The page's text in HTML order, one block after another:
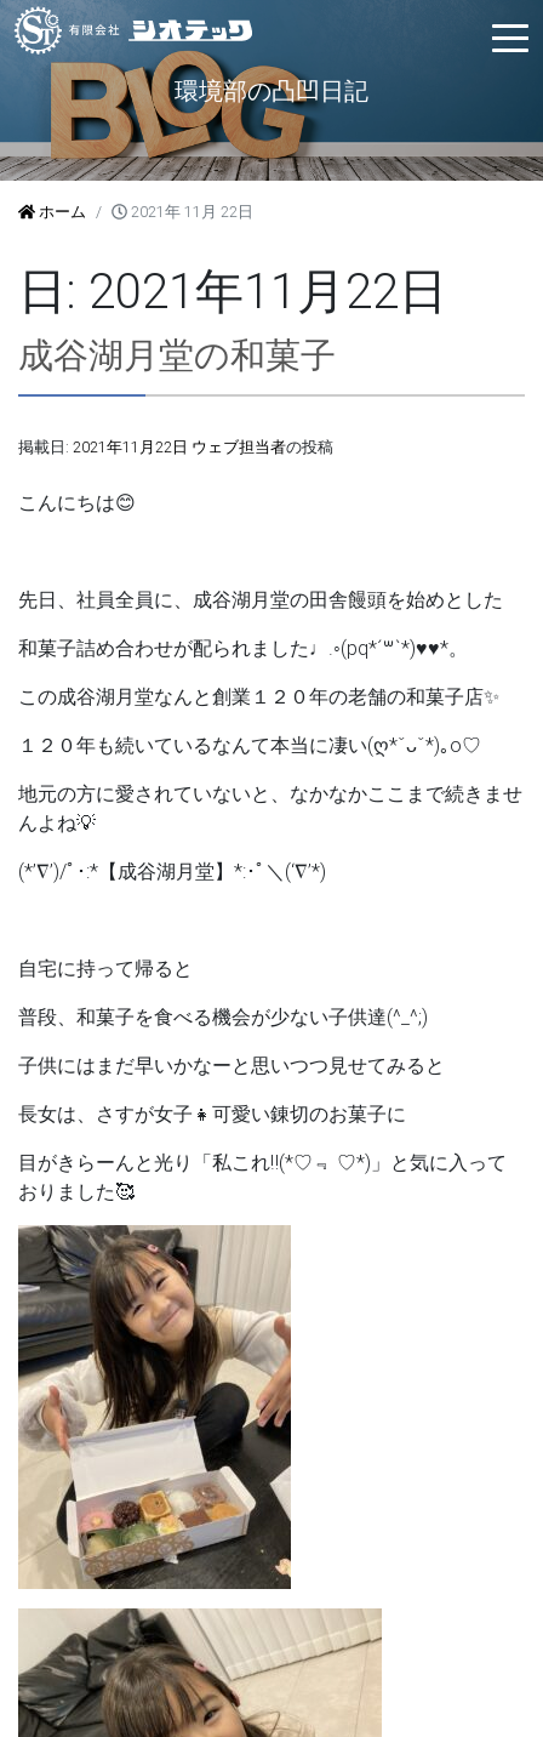
環境部の凸凹日記
ホーム 2021年 11月 22日
日: 2021年11月22日
成谷湖月堂の和菓子
掲載日: 2021年11月22日 ウェブ担当者の投稿
こんにちは😊
先日、社員全員に、成谷湖月堂の田舎饅頭を始めとした
和菓子詰め合わせが配られました♩.◦(pq*´꒳`*)♥♥*。
この成谷湖月堂なんと創業１２０年の老舗の和菓子店✨
１２０年も続いているなんて本当に凄い(ღ*ˇᴗˇ*)｡o♡
地元の方に愛されていないと、なかなかここまで続きませ
んよね💡
(*’∇’)/ﾟ･:*【成谷湖月堂】*:･ﾟ＼(‘∇’*)
自宅に持って帰ると
普段、和菓子を食べる機会が少ない子供達(^_^;)
子供にはまだ早いかなーと思いつつ見せてみると
長女は、さすが女子👧可愛い錬切のお菓子に
目がきらーんと光り「私これ‼(*♡﹃ ♡*)」と気に入って
おりました🥰